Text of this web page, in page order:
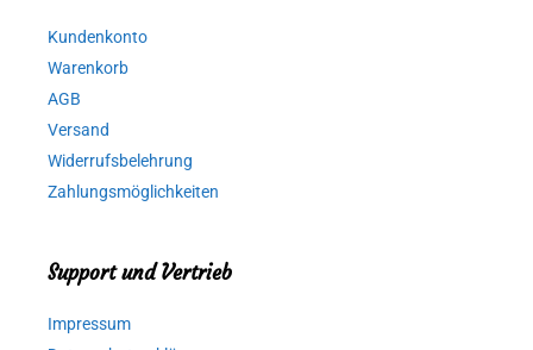
Kundenkonto
Warenkorb
AGB
Versand
Widerrufsbelehrung
Zahlungsmöglichkeiten
Support und Vertrieb
Impressum